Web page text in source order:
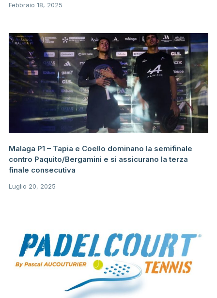
Febbraio 18, 2025
Malaga P1 – Tapia e Coello dominano la semifinale
contro Paquito/Bergamini e si assicurano la terza
finale consecutiva
Luglio 20, 2025